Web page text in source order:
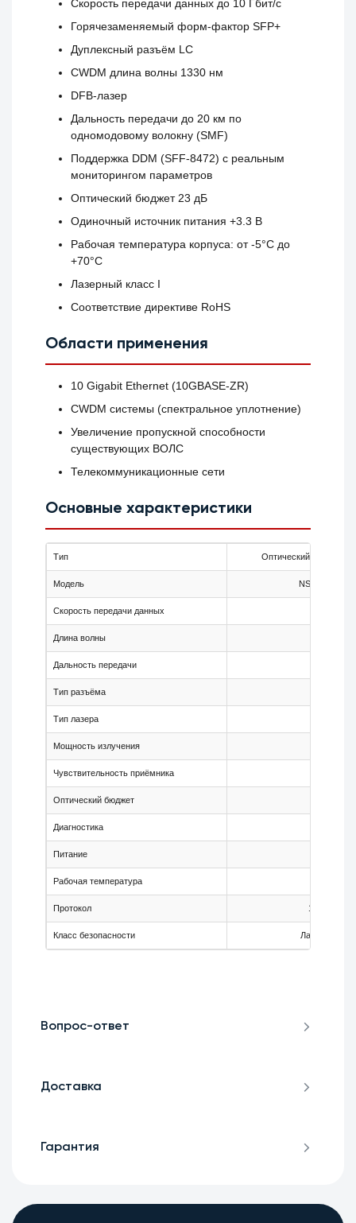
Скорость передачи данных до 10 Гбит/с
Горячезаменяемый форм-фактор SFP+
Дуплексный разъём LC
CWDM длина волны 1330 нм
DFB-лазер
Дальность передачи до 20 км по
одномодовому волокну (SMF)
Поддержка DDM (SFF-8472) с реальным
мониторингом параметров
Оптический бюджет 23 дБ
Одиночный источник питания +3.3 В
Рабочая температура корпуса: от -5°C до
+70°C
Лазерный класс I
Соответствие директиве RoHS
Области применения
10 Gigabit Ethernet (10GBASE-ZR)
CWDM системы (спектральное уплотнение)
Увеличение пропускной способности
существующих ВОЛС
Телекоммуникационные сети
Основные характеристики
Тип Оптический
Модель NS-
Скорость передачи данных
Длина волны
Дальность передачи
Тип разъёма
Тип лазера
Мощность излучения
Чувствительность приёмника
Оптический бюджет
Диагностика
Питание
Рабочая температура
Протокол 10GBASE-
Класс безопасности Лазерный
Вопрос-ответ
Доставка
Гарантия